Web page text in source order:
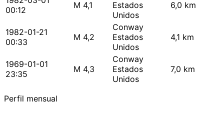
00:12
M 4,1
Estados
Unidos
6,0 km
1982-01-21
00:33
M 4,2
Conway
Estados
Unidos
4,1 km
1969-01-01
23:35
M 4,3
Conway
Estados
Unidos
7,0 km
Perfil mensual